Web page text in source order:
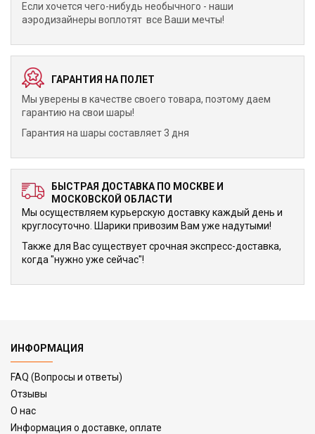
Если хочется чего-нибудь необычного - наши
аэродизайнеры воплотят все Ваши мечты!
ГАРАНТИЯ НА ПОЛЕТ
Мы уверены в качестве своего товара, поэтому даем
гарантию на свои шары!
Гарантия на шары составляет 3 дня
БЫСТРАЯ ДОСТАВКА ПО МОСКВЕ И
МОСКОВСКОЙ ОБЛАСТИ
Мы осуществляем курьерскую доставку каждый день и
круглосуточно. Шарики привозим Вам уже надутыми!
Также для Вас существует срочная экспресс-доставка,
когда "нужно уже сейчас"!
ИНФОРМАЦИЯ
FAQ (Вопросы и ответы)
Отзывы
О нас
Информация о доставке, оплате